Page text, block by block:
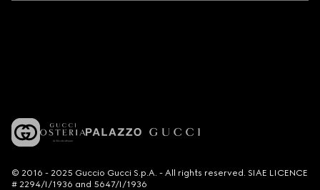
© 2016 - 2025 Guccio Gucci S.p.A. - All rights reserved. SIAE LICENCE
# 2294/I/1936 and 5647/I/1936